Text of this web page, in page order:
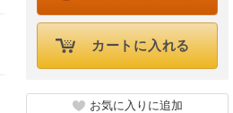
カートに入れる
お気に入りに追加